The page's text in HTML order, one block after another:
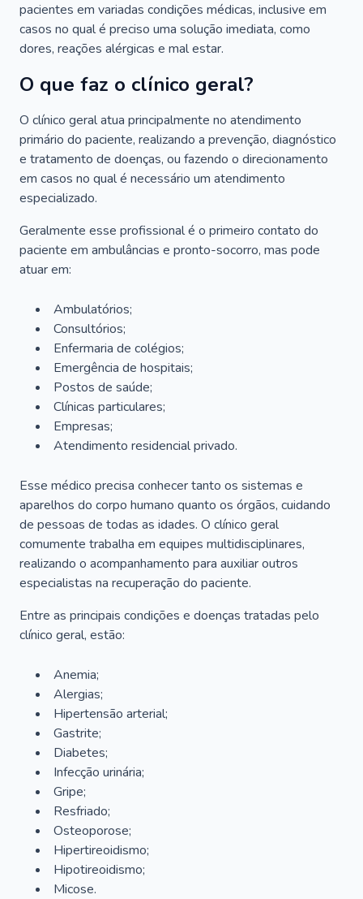
pacientes em variadas condições médicas, inclusive em
casos no qual é preciso uma solução imediata, como
dores, reações alérgicas e mal estar.
O que faz o clínico geral?
O clínico geral atua principalmente no atendimento
primário do paciente, realizando a prevenção, diagnóstico
e tratamento de doenças, ou fazendo o direcionamento
em casos no qual é necessário um atendimento
especializado.
Geralmente esse profissional é o primeiro contato do
paciente em ambulâncias e pronto-socorro, mas pode
atuar em:
Ambulatórios;
Consultórios;
Enfermaria de colégios;
Emergência de hospitais;
Postos de saúde;
Clínicas particulares;
Empresas;
Atendimento residencial privado.
Esse médico precisa conhecer tanto os sistemas e
aparelhos do corpo humano quanto os órgãos, cuidando
de pessoas de todas as idades. O clínico geral
comumente trabalha em equipes multidisciplinares,
realizando o acompanhamento para auxiliar outros
especialistas na recuperação do paciente.
Entre as principais condições e doenças tratadas pelo
clínico geral, estão:
Anemia;
Alergias;
Hipertensão arterial;
Gastrite;
Diabetes;
Infecção urinária;
Gripe;
Resfriado;
Osteoporose;
Hipertireoidismo;
Hipotireoidismo;
Micose.